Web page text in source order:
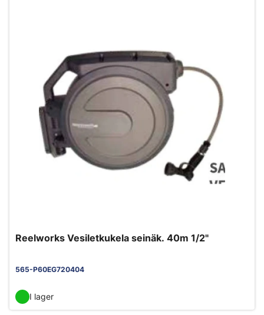
Reelworks Vesiletkukela seinäk. 40m 1/2"
565-P60EG720404
I lager